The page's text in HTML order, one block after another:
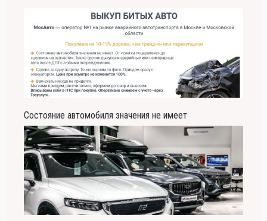
Состояние автомобиля значения не имеет